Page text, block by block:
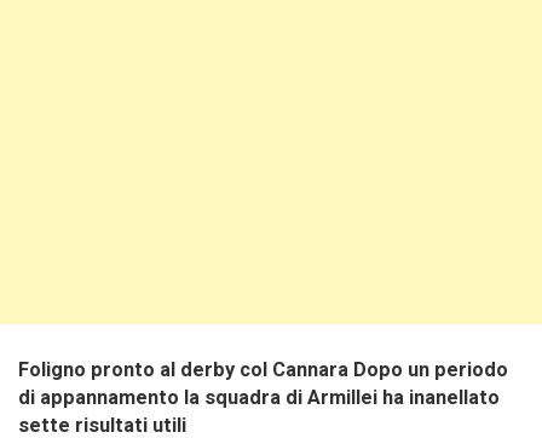
Foligno pronto al derby col Cannara Dopo un periodo
di appannamento la squadra di Armillei ha inanellato
sette risultati utili